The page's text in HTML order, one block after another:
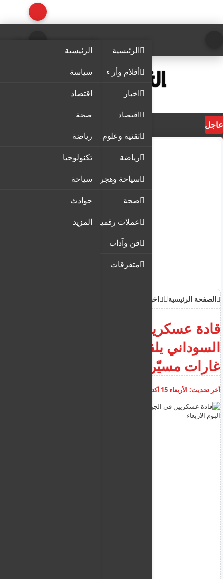
الرئيسية
أقلام وأراء
اخبار
اقتصاد
تقنية وعلوم
رياضة
سياحة وهجرة
صحة
عملات رقمية
فن وآداب
متفرقات
الرئيسية
سياسة
اقتصاد
صحة
رياضة
تكنولوجيا
سياحة
حوادث
المزيد
عاجل
الصفحة الرئيسية اخبار
قادة عسكريين في الجيش
السوداني يلقون حتفهم في
غارات مسيّرة البوم الاربعاء
أخر تحديث: الأربعاء 15 أكتوبر 2025